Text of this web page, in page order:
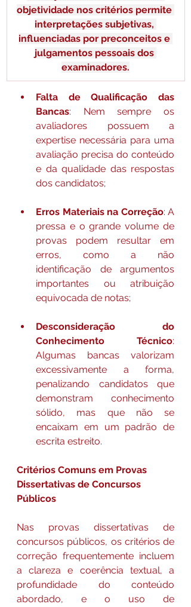
objetividade nos critérios permite
interpretações subjetivas,
influenciadas por preconceitos e
julgamentos pessoais dos
examinadores.
Falta de Qualificação das
Bancas: Nem sempre os
avaliadores possuem a
expertise necessária para uma
avaliação precisa do conteúdo
e da qualidade das respostas
dos candidatos;
Erros Materiais na Correção: A
pressa e o grande volume de
provas podem resultar em
erros, como a não
identificação de argumentos
importantes ou atribuição
equivocada de notas;
Desconsideração do
Conhecimento Técnico:
Algumas bancas valorizam
excessivamente a forma,
penalizando candidatos que
demonstram conhecimento
sólido, mas que não se
encaixam em um padrão de
escrita estreito.
Critérios Comuns em Provas
Dissertativas de Concursos
Públicos
Nas provas dissertativas de
concursos públicos, os critérios de
correção frequentemente incluem
a clareza e coerência textual, a
profundidade do conteúdo
abordado, e o uso de